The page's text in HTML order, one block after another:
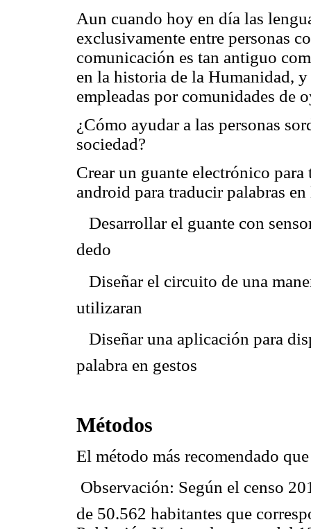
Aun cuando hoy en día las
exclusivamente entre personas
comunicación es tan antiguo
en la historia de la Humanidad,
empleadas por comunidades de
¿Cómo ayudar a las personas
sociedad?
Crear un guante electrónico
android para traducir palabras en
 Desarrollar el guante con
dedo
 Diseñar el circuito de una
utilizaran
 Diseñar una aplicación para
palabra en gestos
Métodos
El método más recomendado
 Observación: Según el censo
de 50.562 habitantes que